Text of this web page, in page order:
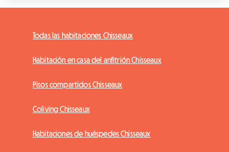
Todas las habitaciones Chisseaux
Habitación en casa del anfitrión Chisseaux
Pisos compartidos Chisseaux
Coliving Chisseaux
Habitaciones de huéspedes Chisseaux